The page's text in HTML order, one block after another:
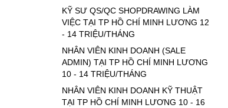
KỸ SƯ QS/QC SHOPDRAWING LÀM
VIỆC TẠI TP HỒ CHÍ MINH LƯƠNG 12
- 14 TRIỆU/THÁNG
NHÂN VIÊN KINH DOANH (SALE
ADMIN) TẠI TP HỒ CHÍ MINH LƯƠNG
10 - 14 TRIỆU/THÁNG
NHÂN VIÊN KINH DOANH KỸ THUẬT
TẠI TP HỒ CHÍ MINH LƯƠNG 10 - 16